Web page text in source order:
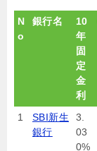
N
o
銀行名
10
年
固
定
金
利
1
SBI新生
銀行
3.
03
0%